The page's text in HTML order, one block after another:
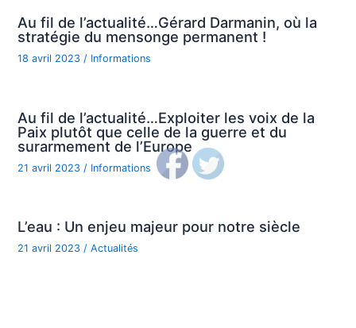
Au fil de l’actualité…Gérard Darmanin, où la
stratégie du mensonge permanent !
18 avril 2023/ Informations
Au fil de l’actualité…Exploiter les voix de la
Paix plutôt que celle de la guerre et du
surarmement de l’Europe
21 avril 2023 / Informations
L’eau : Un enjeu majeur pour notre siècle
21 avril 2023 /Actualités